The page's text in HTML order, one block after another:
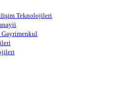
Teknolojileri